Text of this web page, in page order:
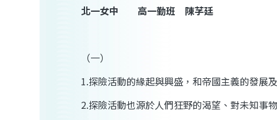
北一女中 高一勤班 陳芓廷
（一）
1.探險活動的緣起與興盛，和帝國主義的發展
2.探險活動也源於人們狂野的渴望、對未知事